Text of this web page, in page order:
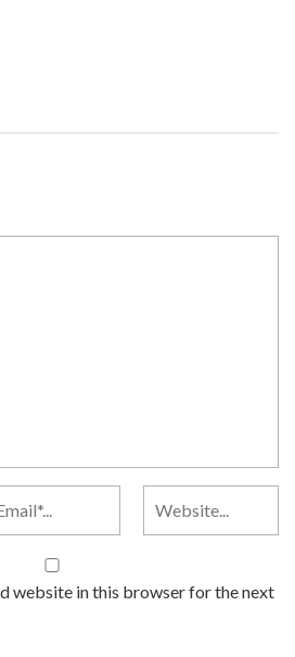
website in this browser for the next